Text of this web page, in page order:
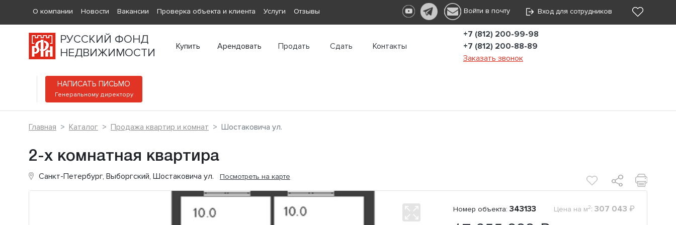
О компании Новости Вакансии Проверка объекта и клиента Услуги Отзывы Войти в почту Вход для сотрудников
РУССКИЙ ФОНД
НЕДВИЖИМОСТИ
Купить Арендовать Продать Сдать Контакты
+7 (812) 200-99-98
+7 (812) 200-88-89
Заказать звонок
НАПИСАТЬ ПИСЬМО
Генеральному директору
Главная Каталог Продажа квартир и комнат Шостаковича ул.
2-х комнатная квартира
Санкт-Петербург, Выборгский, Шостаковича ул. Посмотреть на карте
Номер объекта: 343133 Цена на м2: 307 043 ₽